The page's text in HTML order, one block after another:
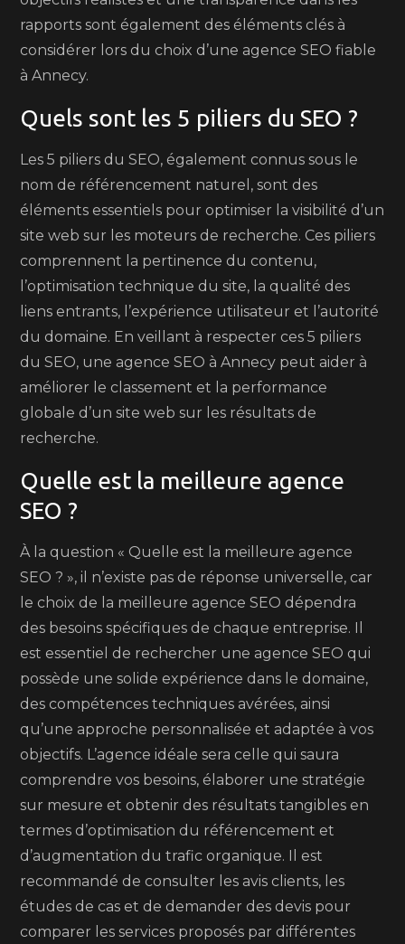
rapports sont également des éléments clés à
considérer lors du choix d’une agence SEO fiable
à Annecy.
Quels sont les 5 piliers du SEO ?
Les 5 piliers du SEO, également connus sous le
nom de référencement naturel, sont des
éléments essentiels pour optimiser la visibilité d’un
site web sur les moteurs de recherche. Ces piliers
comprennent la pertinence du contenu,
l’optimisation technique du site, la qualité des
liens entrants, l’expérience utilisateur et l’autorité
du domaine. En veillant à respecter ces 5 piliers
du SEO, une agence SEO à Annecy peut aider à
améliorer le classement et la performance
globale d’un site web sur les résultats de
recherche.
Quelle est la meilleure agence
SEO ?
À la question « Quelle est la meilleure agence
SEO ? », il n’existe pas de réponse universelle, car
le choix de la meilleure agence SEO dépendra
des besoins spécifiques de chaque entreprise. Il
est essentiel de rechercher une agence SEO qui
possède une solide expérience dans le domaine,
des compétences techniques avérées, ainsi
qu’une approche personnalisée et adaptée à vos
objectifs. L’agence idéale sera celle qui saura
comprendre vos besoins, élaborer une stratégie
sur mesure et obtenir des résultats tangibles en
termes d’optimisation du référencement et
d’augmentation du trafic organique. Il est
recommandé de consulter les avis clients, les
études de cas et de demander des devis pour
comparer les services proposés par différentes